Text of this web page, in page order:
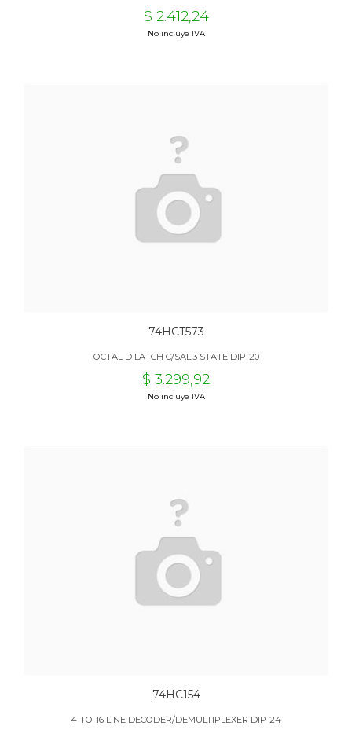
$ 2.412,24
No incluye IVA
74HCT573
OCTAL D LATCH C/SAL.3 STATE DIP-20
$ 3.299,92
No incluye IVA
74HC154
4-TO-16 LINE DECODER/DEMULTIPLEXER DIP-24